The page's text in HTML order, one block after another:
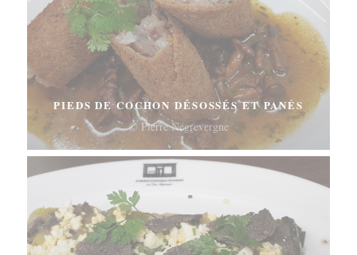
PIEDS DE COCHON DÉSOSSÉS ET PANÉS
© Pierre Négrevergne